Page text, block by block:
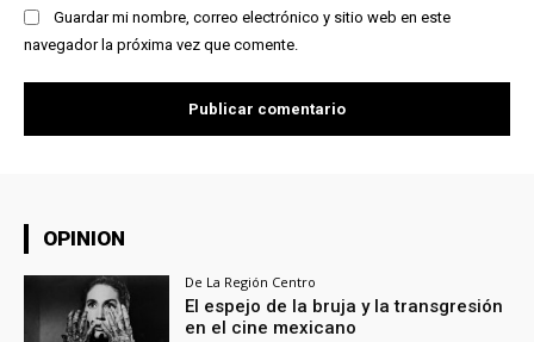
Guardar mi nombre, correo electrónico y sitio web en este
navegador la próxima vez que comente.
OPINION
De La Región Centro
El espejo de la bruja y la transgresión
en el cine mexicano